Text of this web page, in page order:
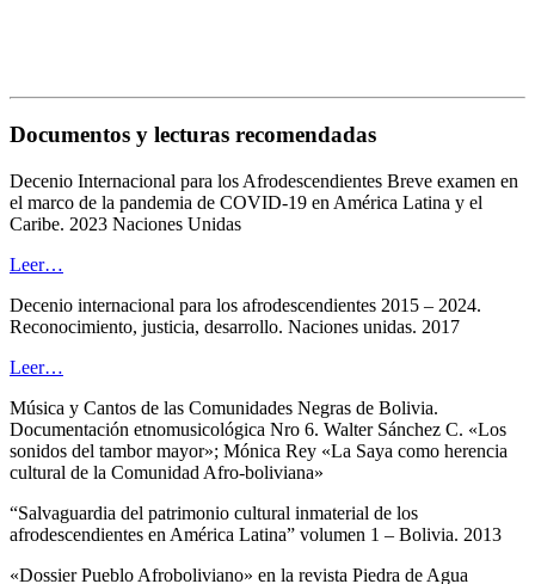
Documentos y lecturas recomendadas
Decenio Internacional para los Afrodescendientes Breve examen en
el marco de la pandemia de COVID-19 en América Latina y el
Caribe. 2023 Naciones Unidas
Leer…
Decenio internacional para los afrodescendientes 2015 – 2024.
Reconocimiento, justicia, desarrollo. Naciones unidas. 2017
Leer…
Música y Cantos de las Comunidades Negras de Bolivia.
Documentación etnomusicológica Nro 6. Walter Sánchez C. «Los
sonidos del tambor mayor»; Mónica Rey «La Saya como herencia
cultural de la Comunidad Afro-boliviana»
“Salvaguardia del patrimonio cultural inmaterial de los
afrodescendientes en América Latina” volumen 1 – Bolivia. 2013
«Dossier Pueblo Afroboliviano» en la revista Piedra de Agua